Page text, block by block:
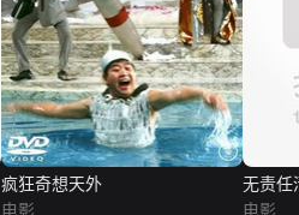
疯狂奇想天外
电影
无责任
电影